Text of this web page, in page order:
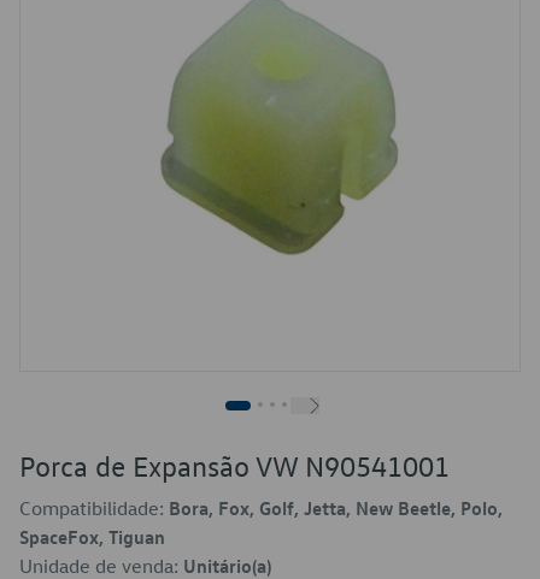
Porca de Expansão VW N90541001
Compatibilidade: Bora, Fox, Golf, Jetta, New Beetle, Polo,
SpaceFox, Tiguan
Unidade de venda: Unitário(a)